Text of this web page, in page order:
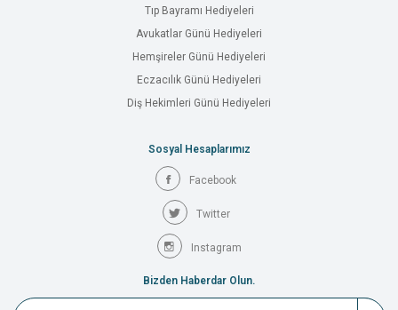
Tıp Bayramı Hediyeleri
Avukatlar Günü Hediyeleri
Hemşireler Günü Hediyeleri
Eczacılık Günü Hediyeleri
Diş Hekimleri Günü Hediyeleri
Sosyal Hesaplarımız
Facebook
Twitter
Instagram
Bizden Haberdar Olun.